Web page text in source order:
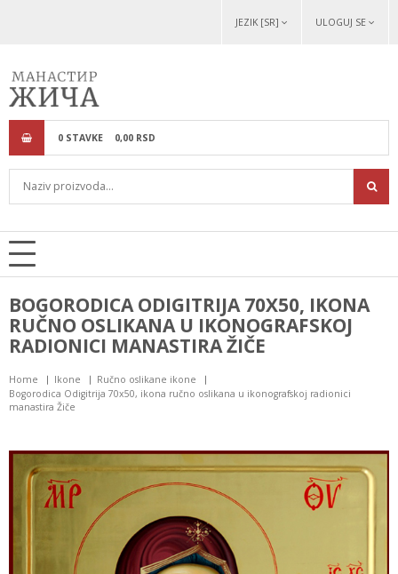
JEZIK [SR] ULOGUJ SE
0 STAVKE 0,00 RSD
BOGORODICA ODIGITRIJA 70Х50, IKONA
RUČNO OSLIKANA U IKONOGRAFSKOJ
RADIONICI MANASTIRA ŽIČE
Home Ikone
Ručno oslikane ikone
Bogorodica Odigitrija 70х50, ikona ručno oslikana u ikonografskoj radionici
manastira Žiče